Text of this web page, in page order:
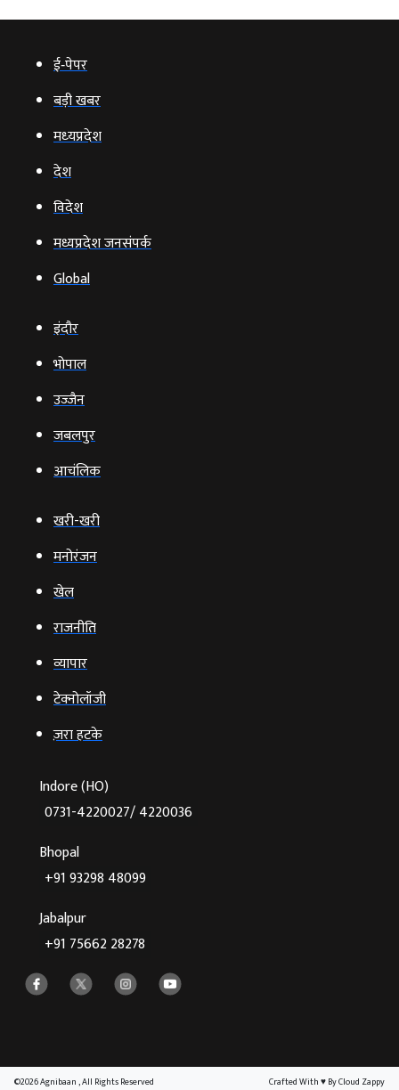
ई‑पेपर
बड़ी खबर
मध्‍यप्रदेश
देश
विदेश
मध्यप्रदेश जनसंपर्क
Global
इंदौर
भोपाल
उज्‍जैन
जबलपुर
आचंलिक
खरी-खरी
मनोरंजन
खेल
राजनीति
व्‍यापार
टेक्‍नोलॉजी
ज़रा हटके
Indore (HO)
0731-4220027/ 4220036
Bhopal
+91 93298 48099
Jabalpur
+91 75662 28278
©2026 Agnibaan , All Rights Reserved Crafted With♥By Cloud Zappy